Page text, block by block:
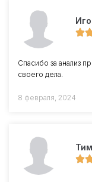
Спасибо за анализ
своего дела.
8 февраля, 2024